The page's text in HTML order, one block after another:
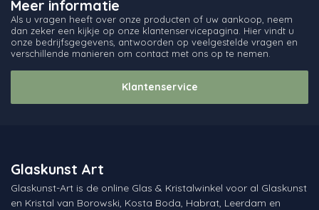
Meer informatie
Als u vragen heeft over onze producten of uw aankoop, neem
dan zeker een kijkje op onze klantenservicepagina. Hier vindt u
onze bedrijfsgegevens, antwoorden op veelgestelde vragen en
verschillende manieren om contact met ons op te nemen.
Klantenservice
Glaskunst Art
Glaskunst-Art is de online Glas & Kristalwinkel voor al Glaskunst
en Kristal van Borowski, Kosta Boda, Habrat, Leerdam en